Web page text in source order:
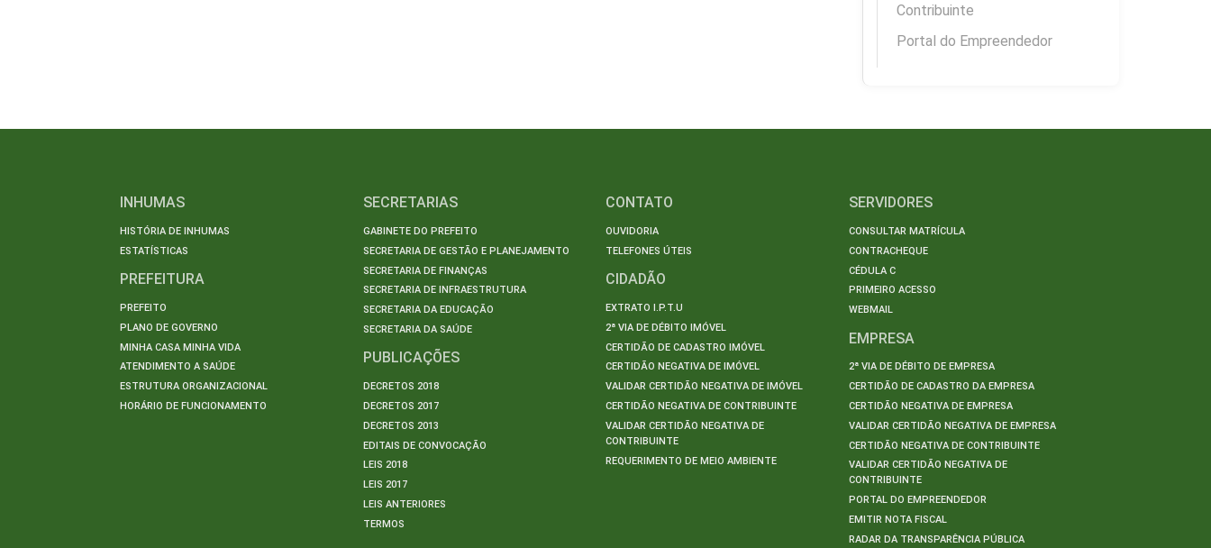
Contribuinte
Portal do Empreendedor
INHUMAS
HISTÓRIA DE INHUMAS
ESTATÍSTICAS
PREFEITURA
PREFEITO
PLANO DE GOVERNO
MINHA CASA MINHA VIDA
ATENDIMENTO A SAÚDE
ESTRUTURA ORGANIZACIONAL
HORÁRIO DE FUNCIONAMENTO
SECRETARIAS
GABINETE DO PREFEITO
SECRETARIA DE GESTÃO E PLANEJAMENTO
SECRETARIA DE FINANÇAS
SECRETARIA DE INFRAESTRUTURA
SECRETARIA DA EDUCAÇÃO
SECRETARIA DA SAÚDE
PUBLICAÇÕES
DECRETOS 2018
DECRETOS 2017
DECRETOS 2013
EDITAIS DE CONVOCAÇÃO
LEIS 2018
LEIS 2017
LEIS ANTERIORES
TERMOS
CONTATO
OUVIDORIA
TELEFONES ÚTEIS
CIDADÃO
EXTRATO I.P.T.U
2ª VIA DE DÉBITO IMÓVEL
CERTIDÃO DE CADASTRO IMÓVEL
CERTIDÃO NEGATIVA DE IMÓVEL
VALIDAR CERTIDÃO NEGATIVA DE IMÓVEL
CERTIDÃO NEGATIVA DE CONTRIBUINTE
VALIDAR CERTIDÃO NEGATIVA DE
CONTRIBUINTE
REQUERIMENTO DE MEIO AMBIENTE
SERVIDORES
CONSULTAR MATRÍCULA
CONTRACHEQUE
CÉDULA C
PRIMEIRO ACESSO
WEBMAIL
EMPRESA
2ª VIA DE DÉBITO DE EMPRESA
CERTIDÃO DE CADASTRO DA EMPRESA
CERTIDÃO NEGATIVA DE EMPRESA
VALIDAR CERTIDÃO NEGATIVA DE EMPRESA
CERTIDÃO NEGATIVA DE CONTRIBUINTE
VALIDAR CERTIDÃO NEGATIVA DE
CONTRIBUINTE
PORTAL DO EMPREENDEDOR
EMITIR NOTA FISCAL
RADAR DA TRANSPARÊNCIA PÚBLICA